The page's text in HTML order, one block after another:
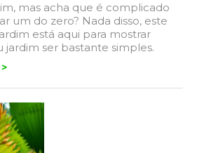
mas acha que é complicado
um do zero? Nada disso, este
está aqui para mostrar
jardim ser bastante simples.